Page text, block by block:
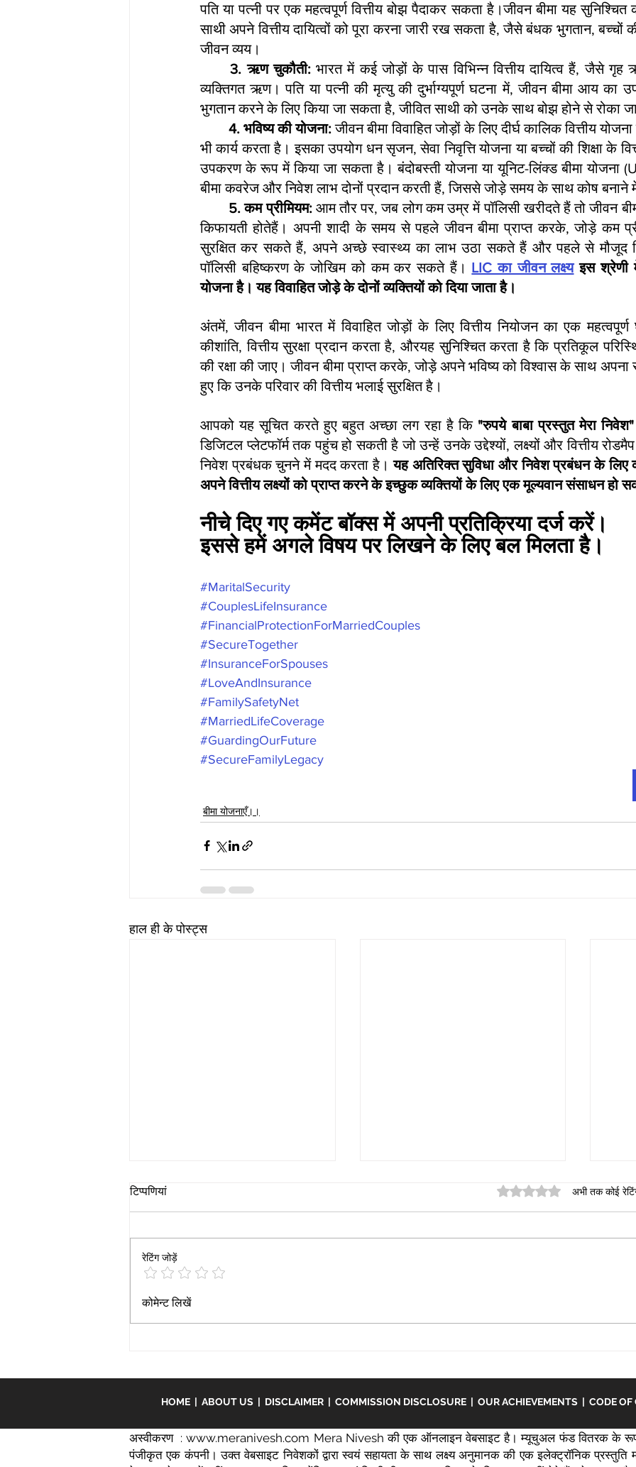
पति या पत्नी पर एक महत्वपूर्ण वित्तीय बोझ पैदाकर सकता है।जीवन बीमा यह सुनिश्चित
साथी अपने वित्तीय दायित्वों को पूरा करना जारी रख सकता है, जैसे बंधक भुगतान, बच्चों
जीवन व्यय।
3. ऋण चुकौती: भारत में कई जोड़ों के पास विभिन्न वित्तीय दायित्व हैं, जैसे
व्यक्तिगत ऋण। पति या पत्नी की मृत्यु की दुर्भाग्यपूर्ण घटना में, जीवन बीमा आय का
भुगतान करने के लिए किया जा सकता है, जीवित साथी को उनके साथ बोझ होने से रोका
4. भविष्य की योजना: जीवन बीमा विवाहित जोड़ों के लिए दीर्घ कालिक वित्तीय
भी कार्य करता है। इसका उपयोग धन सृजन, सेवा निवृत्ति योजना या बच्चों की शिक्षा के
उपकरण के रूप में किया जा सकता है। बंदोबस्ती योजना या यूनिट-लिंक्ड बीमा योजना
बीमा कवरेज और निवेश लाभ दोनों प्रदान करती हैं, जिससे जोड़े समय के साथ कोष बनाने
5. कम प्रीमियम: आम तौर पर, जब लोग कम उम्र में पॉलिसी खरीदते हैं तो जीवन
किफायती होतेहैं। अपनी शादी के समय से पहले जीवन बीमा प्राप्त करके, जोड़े कम
सुरक्षित कर सकते हैं, अपने अच्छे स्वास्थ्य का लाभ उठा सकते हैं और पहले से मौजूद
पॉलिसी बहिष्करण के जोखिम को कम कर सकते हैं। LIC का जीवन लक्ष्य इस श्रेणी
योजना है। यह विवाहित जोड़े के दोनों व्यक्तियों को दिया जाता है।
अंतमें, जीवन बीमा भारत में विवाहित जोड़ों के लिए वित्तीय नियोजन का एक
कीशांति, वित्तीय सुरक्षा प्रदान करता है, औरयह सुनिश्चित करता है कि प्रतिकूल
की रक्षा की जाए। जीवन बीमा प्राप्त करके, जोड़े अपने भविष्य को विश्वास के साथ
हुए कि उनके परिवार की वित्तीय भलाई सुरक्षित है।
आपको यह सूचित करते हुए बहुत अच्छा लग रहा है कि "रुपये बाबा प्रस्तुत मेरा निवेश"
डिजिटल प्लेटफॉर्म तक पहुंच हो सकती है जो उन्हें उनके उद्देश्यों, लक्ष्यों और वित्तीय
निवेश प्रबंधक चुनने में मदद करता है। यह अतिरिक्त सुविधा और निवेश प्रबंधन के लिए
अपने वित्तीय लक्ष्यों को प्राप्त करने के इच्छुक व्यक्तियों के लिए एक मूल्यवान संसाधन हो
नीचे दिए गए कमेंट बॉक्स में अपनी प्रतिक्रिया दर्ज करें।
इससे हमें अगले विषय पर लिखने के लिए बल मिलता है।
#MaritalSecurity
#CouplesLifeInsurance
#FinancialProtectionForMarriedCouples
#SecureTogether
#InsuranceForSpouses
#LoveAndInsurance
#FamilySafetyNet
#MarriedLifeCoverage
#GuardingOurFuture
#SecureFamilyLegacy
बीमा योजनाएँ।।
हाल ही के पोस्ट्स
कीमैन बीमा
टिप्पणियां 5 स्टार में से 0 रेटिंग दी गई।
अभी तक कोई
रेटिंग जोड़ें
कोमेन्ट लिखें
HOME | ABOUT US | DISCLAIMER | COMMISSION DISCLOSURE | OUR ACHIEVEMENTS | CODE
अस्वीकरण :www.meranivesh.com Mera Nivesh की एक ऑनलाइन वेबसाइट है। म्यूचुअल फंड वितरक के
पंजीकृत एक कंपनी। उक्त वेबसाइट निवेशकों द्वारा स्वयं सहायता के साथ लक्ष्य अनुमानक की एक इलेक्ट्रॉनिक प्रस्तुति